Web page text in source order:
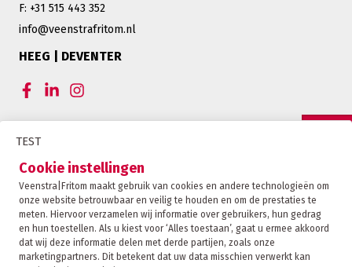
TEST
Cookie instellingen
Veenstra|Fritom maakt gebruik van cookies en andere technologieën om
onze website betrouwbaar en veilig te houden en om de prestaties te
meten. Hiervoor verzamelen wij informatie over gebruikers, hun gedrag
en hun toestellen. Als u kiest voor ‘Alles toestaan’, gaat u ermee akkoord
dat wij deze informatie delen met derde partijen, zoals onze
marketingpartners. Dit betekent dat uw data misschien verwerkt kan
CONTACT
F: +31 515 443 352
info@veenstrafritom.nl
HEEG | DEVENTER